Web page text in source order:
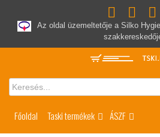
Az oldal üzemeltetője a Silko
Főoldal Taski termékek ÁSZF